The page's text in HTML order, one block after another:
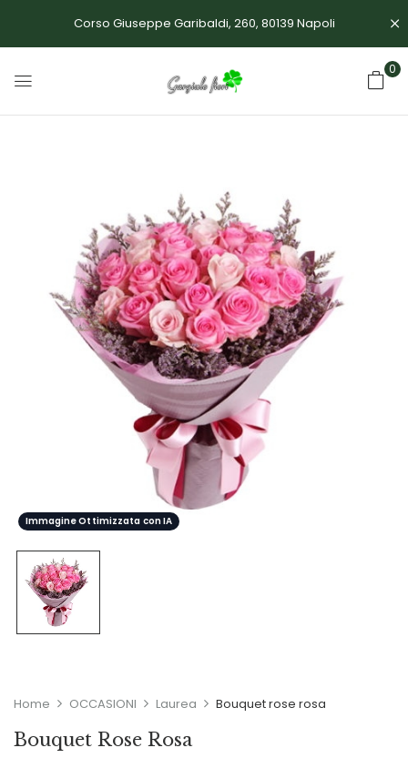
Corso Giuseppe Garibaldi, 260, 80139 Napoli
0
Immagine Ottimizzata con IA
Home OCCASIONI Laurea Bouquet rose rosa
Bouquet Rose Rosa